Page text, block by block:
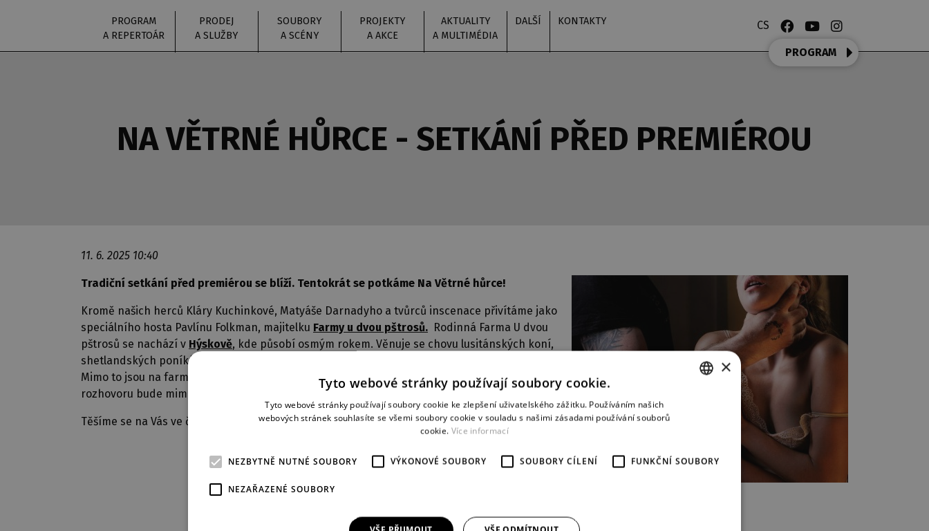
PROGRAM
A REPERTOÁR
PRODEJ
A SLUŽBY
SOUBORY
A SCÉNY
PROJEKTY
A AKCE
AKTUALITY
A MULTIMÉDIA
DALŠÍ KONTAKTY CS
PROGRAM
NA VĚTRNÉ HŮRCE - SETKÁNÍ PŘED PREMIÉROU
11. 6. 2025 10:40
Tradiční setkání před premiérou se blíží. Tentokrát se potkáme Na Větrné hůrce!
Kromě našich herců Kláry Kuchinkové, Matyáše Darnadyho a tvůrců inscenace přivítáme jako
speciálního hosta Pavlínu Folkman, majitelku Farmy u dvou pštrosů. Rodinná Farma U dvou
pštrosů se nachází v Hýskově, kde působí osmým rokem. Věnuje se chovu lusitánských koní,
shetlandských poníků, jeyrseyského skotu, východofríských ovcí a anglonubijských koz.
Mimo to jsou na farmě k vidění pávi, slepice, pomořanské husy a emu australský. Tématem
rozhovoru bude mimo jiné drsný život na farmě včera i dnes.
Těšíme se na Vás ve čtvrtek 12. června v 18 hodin ve foyer Malé scény.
×
Tyto webové stránky používají soubory cookie.
Tyto webové stránky používají soubory cookie ke zlepšení uživatelského zážitku. Používáním našich
webových stránek souhlasíte se všemi soubory cookie v souladu s našimi zásadami používání souborů
cookie. Více informací
NEZBYTNĚ NUTNÉ SOUBORY VÝKONOVÉ SOUBORY SOUBORY CÍLENÍ FUNKČNÍ SOUBORY
NEZAŘAZENÉ SOUBORY